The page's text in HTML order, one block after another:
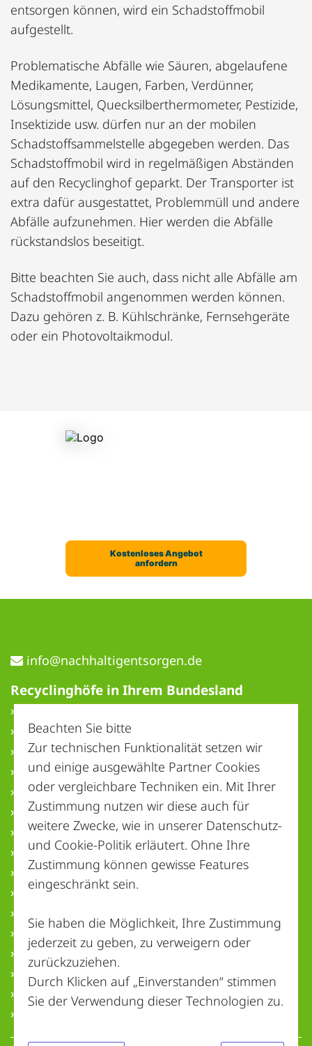
entsorgen können, wird ein Schadstoffmobil
aufgestellt.
Problematische Abfälle wie Säuren, abgelaufene
Medikamente, Laugen, Farben, Verdünner,
Lösungsmittel, Quecksilberthermometer, Pestizide,
Insektizide usw. dürfen nur an der mobilen
Schadstoffsammelstelle abgegeben werden. Das
Schadstoffmobil wird in regelmäßigen Abständen
auf den Recyclinghof geparkt. Der Transporter ist
extra dafür ausgestattet, Problemmüll und andere
Abfälle aufzunehmen. Hier werden die Abfälle
rückstandslos beseitigt.
Bitte beachten Sie auch, dass nicht alle Abfälle am
Schadstoffmobil angenommen werden können.
Dazu gehören z. B. Kühlschränke, Fernsehgeräte
oder ein Photovoltaikmodul.
ed.negrostnegitlahhcan@ofni
Recyclinghöfe in Ihrem Bundesland
» Baden-Württemberg
» Bayern
» Berlin
» Brandenburg
» Bremen
» Hamburg
» Hessen
» Mecklenburg-Vorpommern
» Niedersachsen
» Nordrhein-Westfalen
» Rheinland-Pfalz
» Saarland
» Sachsen
» Sachsen-Anhalt
» Schleswig-Holstein
» Thüringen
Beachten Sie bitte
Zur technischen Funktionalität setzen wir
und einige ausgewählte Partner Cookies
oder vergleichbare Techniken ein. Mit Ihrer
Zustimmung nutzen wir diese auch für
weitere Zwecke, wie in unserer Datenschutz-
und Cookie-Politik erläutert. Ohne Ihre
Zustimmung können gewisse Features
eingeschränkt sein.
Sie haben die Möglichkeit, Ihre Zustimmung
jederzeit zu geben, zu verweigern oder
zurückzuziehen.
Durch Klicken auf „Einverstanden“ stimmen
Sie der Verwendung dieser Technologien zu.